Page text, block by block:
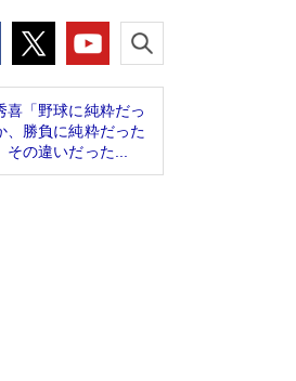
喜「野球に純粋だっ
、勝負に純粋だった
その違いだった...